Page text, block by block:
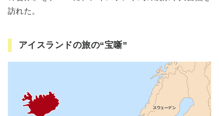
訪れた。
アイスランドの旅の“宝噺”